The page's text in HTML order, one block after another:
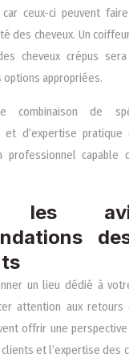
ceux-ci peuvent
des cheveux. Un
cheveux crépus
appropriées.
combinaison de
et d’expertise
professionnel capable
les
un lieu dédié à
attention aux retours
offrir une
et l’expertise des